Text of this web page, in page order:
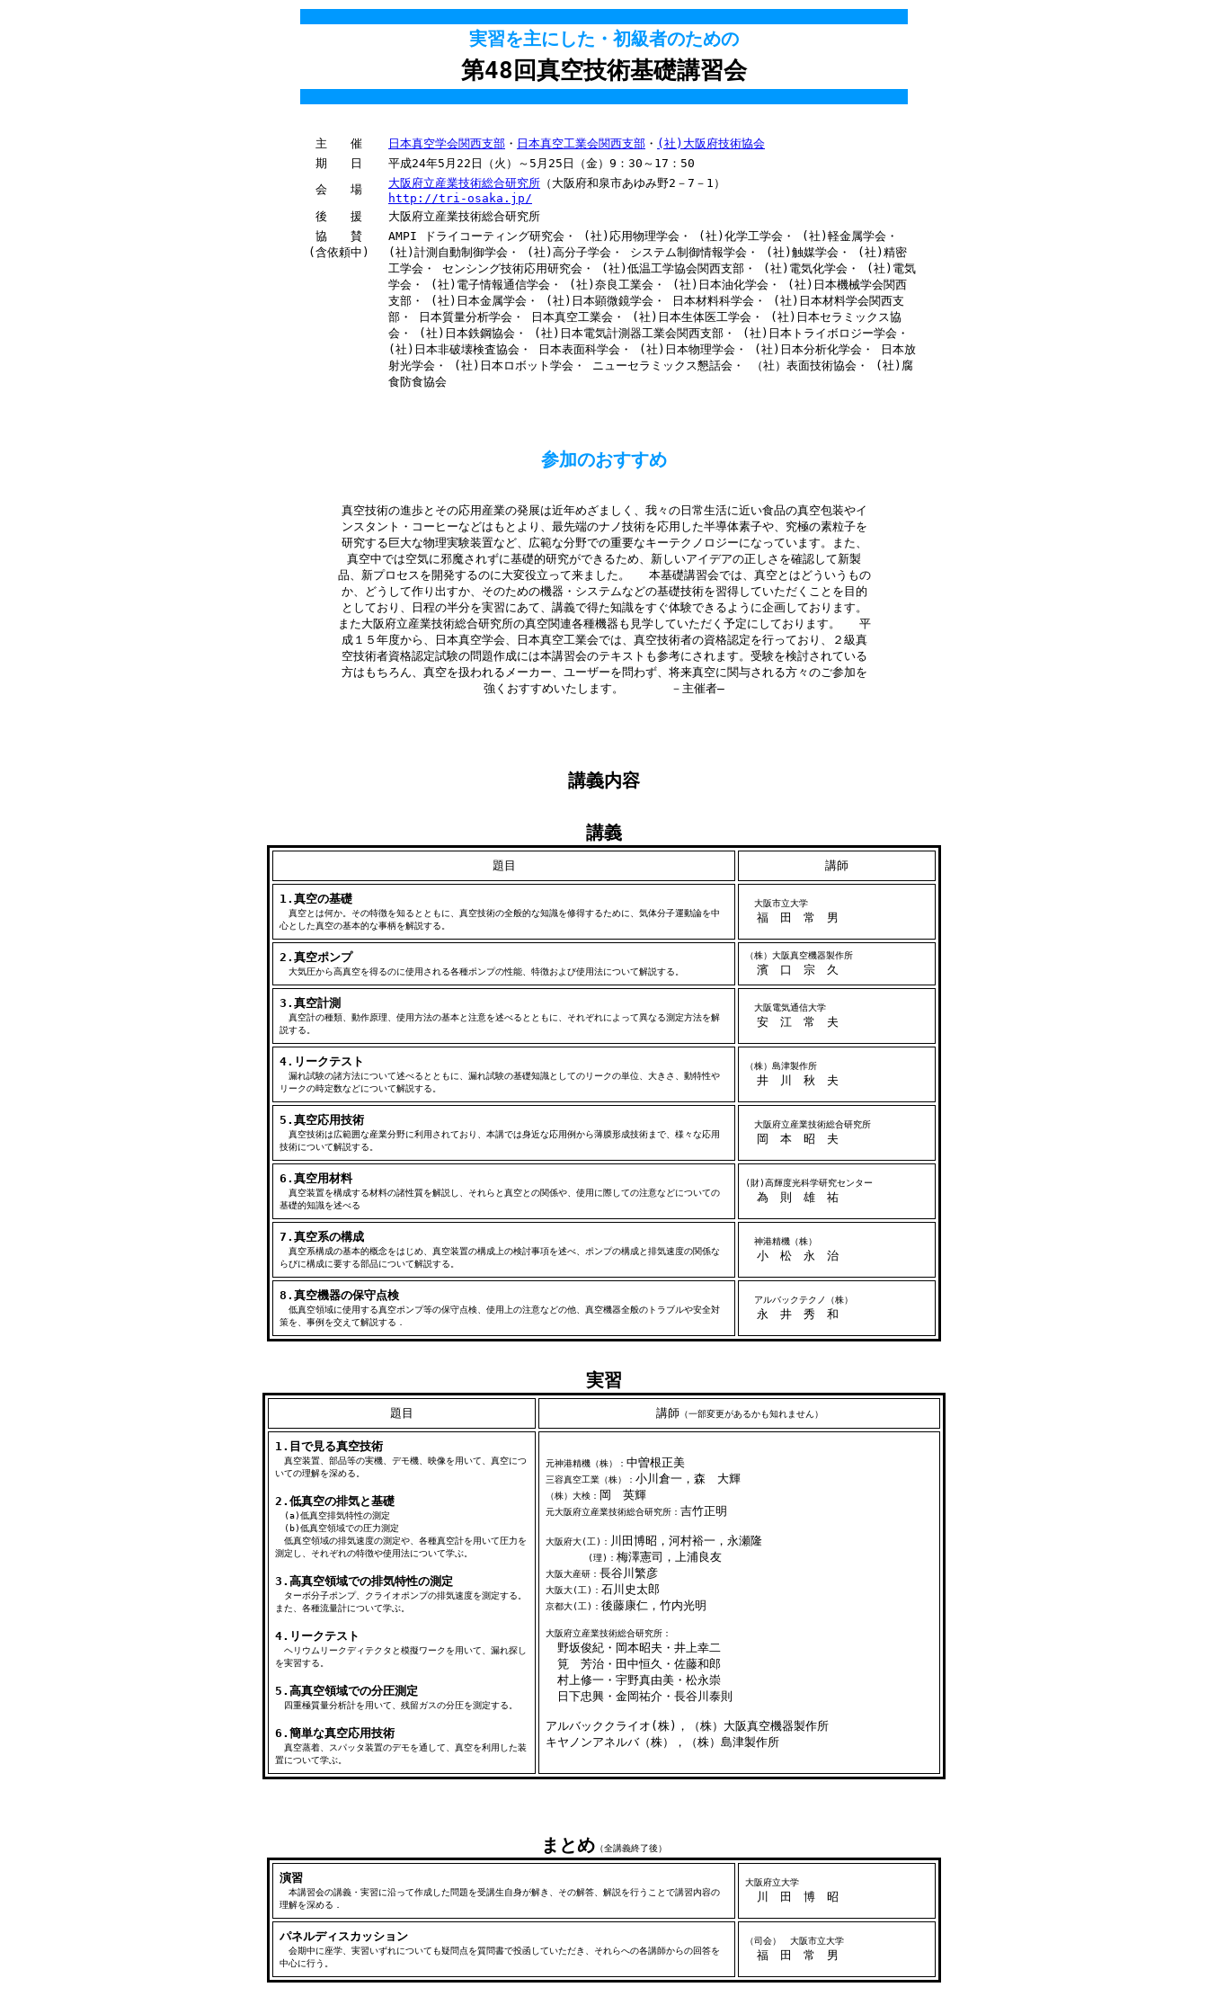
実習を主にした・初級者のための
第48回真空技術基礎講習会
主 催 日本真空学会関西支部 ・ 日本真空工業会関西支部 ・ (社)大阪府技術協会
期 日
平成24年5月22日（火）～5月25日（金）9：30～17：50
会 場
大阪府立産業技術総合研究所 （大阪府和泉市あゆみ野2－7－1）
http://tri-osaka.jp/
後 援
大阪府立産業技術総合研究所
協 賛
(含依頼中)
AMPI ドライコーティング研究会・ (社)応用物理学会・ (社)化学工学会・ (社)軽金属学会・
(社)計測自動制御学会・ (社)高分子学会・ システム制御情報学会・ (社)触媒学会・ (社)精密
工学会・ センシング技術応用研究会・ (社)低温工学協会関西支部・ (社)電気化学会・ (社)電気
学会・ (社)電子情報通信学会・ (社)奈良工業会・ (社)日本油化学会・ (社)日本機械学会関西
支部・ (社)日本金属学会・ (社)日本顕微鏡学会・ 日本材料科学会・ (社)日本材料学会関西支
部・ 日本質量分析学会・ 日本真空工業会・ (社)日本生体医工学会・ (社)日本セラミックス協
会・ (社)日本鉄鋼協会・ (社)日本電気計測器工業会関西支部・ (社)日本トライボロジー学会・
(社)日本非破壊検査協会・ 日本表面科学会・ (社)日本物理学会・ (社)日本分析化学会・ 日本放
射光学会・ (社)日本ロボット学会・ ニューセラミックス懇話会・ （社）表面技術協会・ (社)腐
食防食協会
参加のおすすめ
真空技術の進歩とその応用産業の発展は近年めざましく、我々の日常生活に近い食品の真空包装やイ
ンスタント・コーヒーなどはもとより、最先端のナノ技術を応用した半導体素子や、究極の素粒子を
研究する巨大な物理実験装置など、広範な分野での重要なキーテクノロジーになっています。また、
真空中では空気に邪魔されずに基礎的研究ができるため、新しいアイデアの正しさを確認して新製
品、新プロセスを開発するのに大変役立って来ました。 本基礎講習会では、真空とはどういうもの
か、どうして作り出すか、そのための機器・システムなどの基礎技術を習得していただくことを目的
としており、日程の半分を実習にあて、講義で得た知識をすぐ体験できるように企画しております。
また大阪府立産業技術総合研究所の真空関連各種機器も見学していただく予定にしております。 平
成１５年度から、日本真空学会、日本真空工業会では、真空技術者の資格認定を行っており、２級真
空技術者資格認定試験の問題作成には本講習会のテキストも参考にされます。受験を検討されている
方はもちろん、真空を扱われるメーカー、ユーザーを問わず、将来真空に関与される方々のご参加を
強くおすすめいたします。 －主催者―
講義内容
講義
題目 講師
1.真空の基礎
真空とは何か。その特徴を知るとともに、真空技術の全般的な知識を修得するために、気体分子運動論を中
心とした真空の基本的な事柄を解説する。
大阪市立大学
福 田 常 男
2.真空ポンプ
大気圧から高真空を得るのに使用される各種ポンプの性能、特徴および使用法について解説する。
（株）大阪真空機器製作所
濱 口 宗 久
3.真空計測
真空計の種類、動作原理、使用方法の基本と注意を述べるとともに、それぞれによって異なる測定方法を解
説する。
大阪電気通信大学
安 江 常 夫
4.リークテスト
漏れ試験の諸方法について述べるとともに、漏れ試験の基礎知識としてのリークの単位、大きさ、動特性や
リークの時定数などについて解説する。
（株）島津製作所
井 川 秋 夫
5.真空応用技術
真空技術は広範囲な産業分野に利用されており、本講では身近な応用例から薄膜形成技術まで、様々な応用
技術について解説する。
大阪府立産業技術総合研究所
岡 本 昭 夫
6.真空用材料
真空装置を構成する材料の諸性質を解説し、それらと真空との関係や、使用に際しての注意などについての
基礎的知識を述べる
(財)高輝度光科学研究センター
為 則 雄 祐
7.真空系の構成
真空系構成の基本的概念をはじめ、真空装置の構成上の検討事項を述べ、ポンプの構成と排気速度の関係な
らびに構成に要する部品について解説する。
神港精機（株）
小 松 永 治
8.真空機器の保守点検
低真空領域に使用する真空ポンプ等の保守点検、使用上の注意などの他、真空機器全般のトラブルや安全対
策を、事例を交えて解説する．
アルバックテクノ（株）
永 井 秀 和
実習
題目 講師 （一部変更があるかも知れません）
1.目で見る真空技術
真空装置、部品等の実機、デモ機、映像を用いて、真空につ
いての理解を深める。
2.低真空の排気と基礎
(a)低真空排気特性の測定
(b)低真空領域での圧力測定
低真空領域の排気速度の測定や、各種真空計を用いて圧力を
測定し、それぞれの特徴や使用法について学ぶ。
3.高真空領域での排気特性の測定
ターボ分子ポンプ、クライオポンプの排気速度を測定する。
また、各種流量計について学ぶ。
4.リークテスト
ヘリウムリークディテクタと模擬ワークを用いて、漏れ探し
を実習する。
5.高真空領域での分圧測定
四重極質量分析計を用いて、残留ガスの分圧を測定する。
6.簡単な真空応用技術
真空蒸着、スパッタ装置のデモを通して、真空を利用した装
置について学ぶ。
元神港精機（株）： 中曽根正美
三容真空工業（株）： 小川倉一，森 大輝
（株）大検： 岡 英輝
元大阪府立産業技術総合研究所： 吉竹正明
大阪府大(工)： 川田博昭，河村裕一，永瀬隆
(理)： 梅澤憲司，上浦良友
大阪大産研： 長谷川繁彦
大阪大(工)： 石川史太郎
京都大(工)： 後藤康仁，竹内光明
大阪府立産業技術総合研究所：
野坂俊紀・岡本昭夫・井上幸二
筧 芳治・田中恒久・佐藤和郎
村上修一・宇野真由美・松永崇
日下忠興・金岡祐介・長谷川泰則
アルバッククライオ(株)，（株）大阪真空機器製作所
キヤノンアネルバ（株），（株）島津製作所
まとめ （全講義終了後）
演習
本講習会の講義・実習に沿って作成した問題を受講生自身が解き、その解答、解説を行うことで講習内容の
理解を深める．
大阪府立大学
川 田 博 昭
パネルディスカッション
会期中に座学、実習いずれについても疑問点を質問書で投函していただき、それらへの各講師からの回答を
中心に行う。
（司会） 大阪市立大学
福 田 常 男